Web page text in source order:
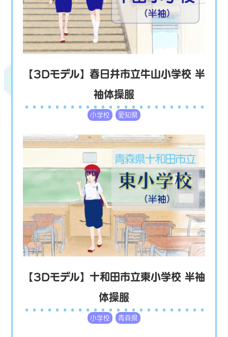
【3Dモデル】春日井市立牛山小学校 半
袖体操服
小学校 愛知県
【3Dモデル】十和田市立東小学校 半袖
体操服
小学校 青森県